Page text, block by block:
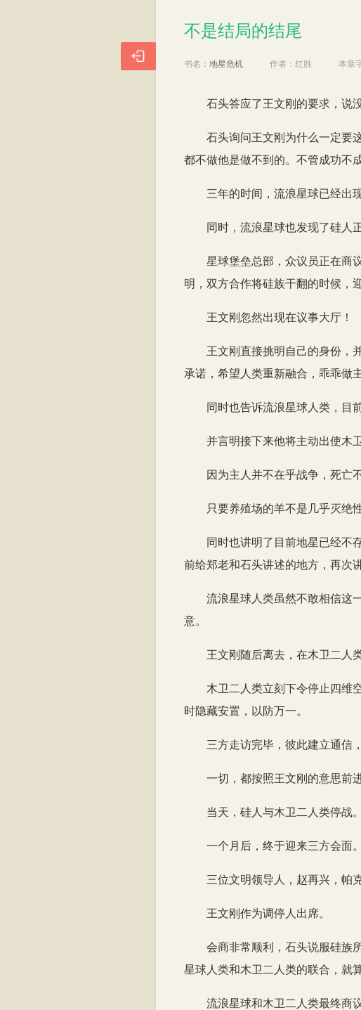
不是结局的结尾
书名： 地星危机 作者： 红胜 本章
石头答应了王文刚的要求，说
石头询问王文刚为什么一定要
都不做他是做不到的。不管成功不
三年的时间，流浪星球已经出
同时，流浪星球也发现了硅人
星球堡垒总部，众议员正在商
明，双方合作将硅族干翻的时候，
王文刚忽然出现在议事大厅！
王文刚直接挑明自己的身份，
承诺，希望人类重新融合，乖乖做
同时也告诉流浪星球人类，目
并言明接下来他将主动出使木
因为主人并不在乎战争，死亡
只要养殖场的羊不是几乎灭绝
同时也讲明了目前地星已经不
前给郑老和石头讲述的地方，再次
流浪星球人类虽然不敢相信这
意。
王文刚随后离去，在木卫二人
木卫二人类立刻下令停止四维
时隐藏安置，以防万一。
三方走访完毕，彼此建立通信
一切，都按照王文刚的意思前
当天，硅人与木卫二人类停战。
一个月后，终于迎来三方会面。
三位文明领导人，赵再兴，帕
王文刚作为调停人出席。
会商非常顺利，石头说服硅族
星球人类和木卫二人类的联合，就
流浪星球和木卫二人类最终商
